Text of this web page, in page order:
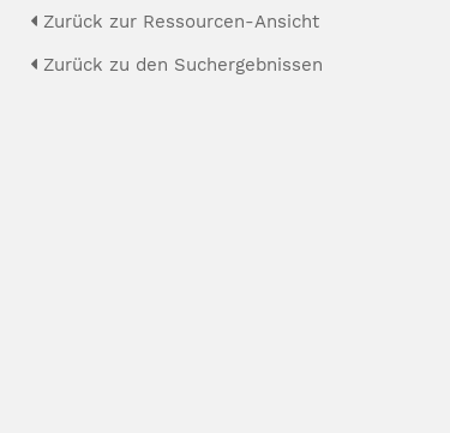
Zurück zur Ressourcen-Ansicht
Zurück zu den Suchergebnissen